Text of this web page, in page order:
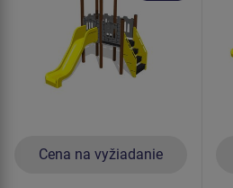
Cena na vyžiadanie